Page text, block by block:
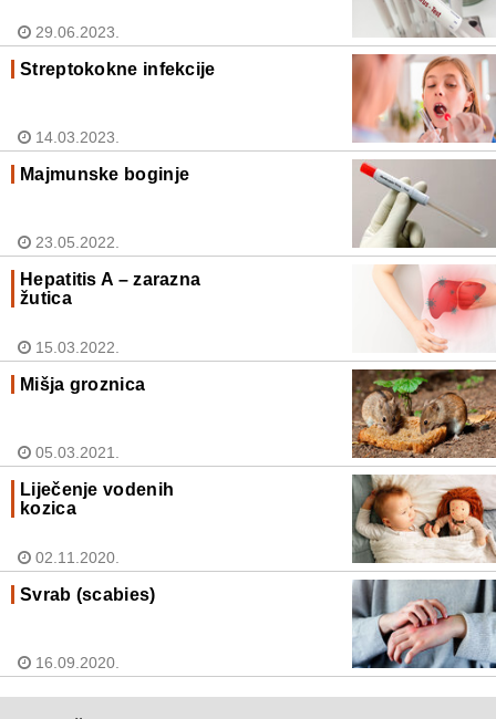
29.06.2023.
Streptokokne infekcije
14.03.2023.
Majmunske boginje
23.05.2022.
Hepatitis A – zarazna
žutica
15.03.2022.
Mišja groznica
05.03.2021.
Liječenje vodenih
kozica
02.11.2020.
Svrab (scabies)
16.09.2020.